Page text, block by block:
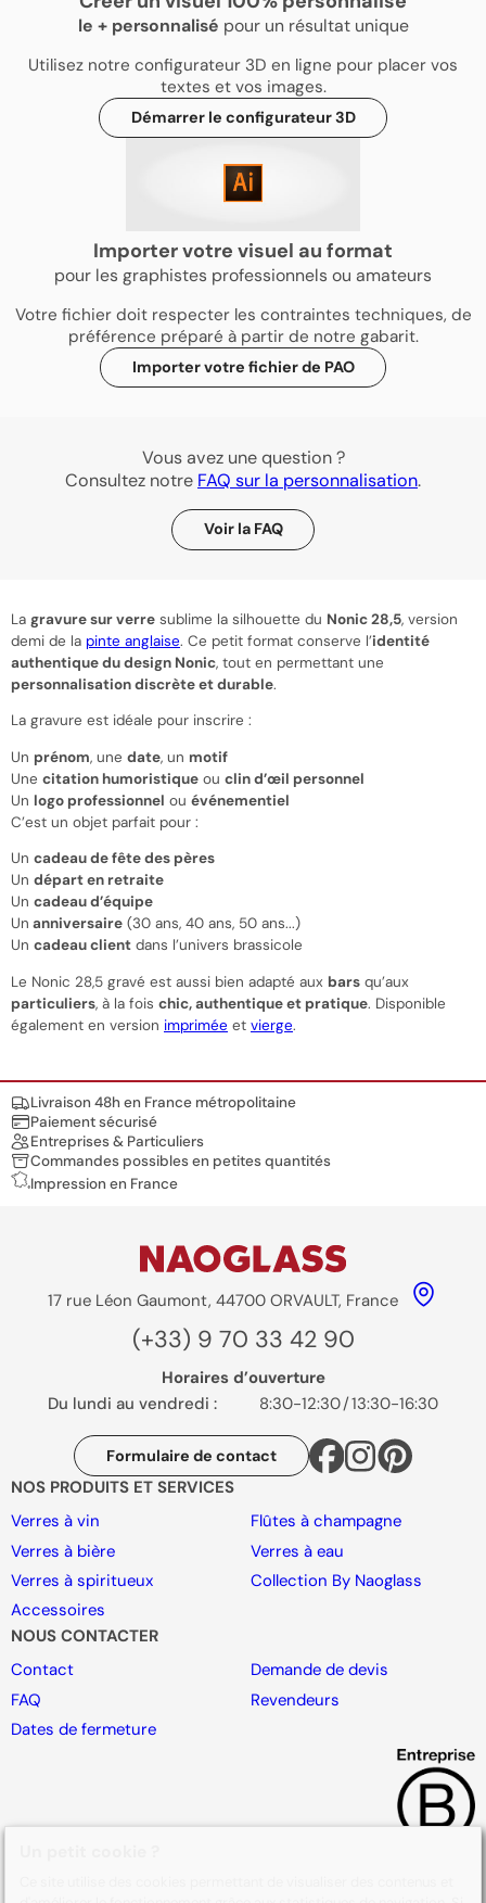
le +personnalisé pour un résultat unique
Utilisez notre configurateur 3D en ligne pour placer vos
textes et vos images.
Démarrer le configurateur 3D
Importer votre visuel au format
pour les graphistes professionnels ou amateurs
Votre fichier doit respecter les contraintes techniques, de
préférence préparé à partir de notre gabarit.
Importer votre fichier de PAO
Vous avez une question ?
Consultez notre FAQ sur la personnalisation.
Voir la FAQ
La gravure sur verre sublime la silhouette du Nonic 28,5, version
demi de la pinte anglaise. Ce petit format conserve l’identité
authentique du design Nonic, tout en permettant une
personnalisation discrète et durable.
La gravure est idéale pour inscrire :
Un prénom, une date, un motif
Une citation humoristique ou clin d’œil personnel
Un logo professionnel ou événementiel
C’est un objet parfait pour :
Un cadeau de fête des pères
Un départ en retraite
Un cadeau d’équipe
Un anniversaire (30 ans, 40 ans, 50 ans...)
Un cadeau client dans l’univers brassicole
Le Nonic 28,5 gravé est aussi bien adapté aux bars qu’aux
particuliers, à la fois chic, authentique et pratique. Disponible
également en version imprimée et vierge.
Nos engagements
Livraison 48h en France métropolitaine
Paiement sécurisé
Entreprises & Particuliers
Commandes possibles en petites quantités
Impression en France
17 rue Léon Gaumont, 44700 ORVAULT, France
(+33) 9 70 33 42 90
Horaires d’ouverture
Du lundi au vendredi :
8:30-12:30/13:30-16:30
Formulaire de contact
NOS PRODUITS ET SERVICES
Verres à vin
Flûtes à champagne
Verres à bière
Verres à eau
Verres à spiritueux
Collection By Naoglass
Accessoires
NOUS CONTACTER
Contact
Demande de devis
FAQ
Revendeurs
Dates de fermeture